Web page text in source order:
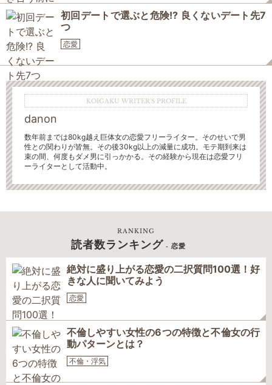
初回デートで選ぶと危険!? 良くないデート先7
つ
恋愛
KOIGAKU WRITER'S PROFILE
danon
数年前までは80kg越え巨体女の恋愛フリーライター。そのせいで男
性との関わりが皆無。 その後30kg以上の減量に成功。モテ期到来は
束の間、何度もダメ男に引っかかる。その経験から現在は恋愛フリ
ーライターとして活動中。
RANKING
読者数ランキング - 恋愛
絶対に盛り上がる恋愛の二択質問100選！好
きな人に聞いてみよう
恋愛
不倫しやすい女性の6つの特徴と不倫女の行
動パターンとは？
不倫・浮気